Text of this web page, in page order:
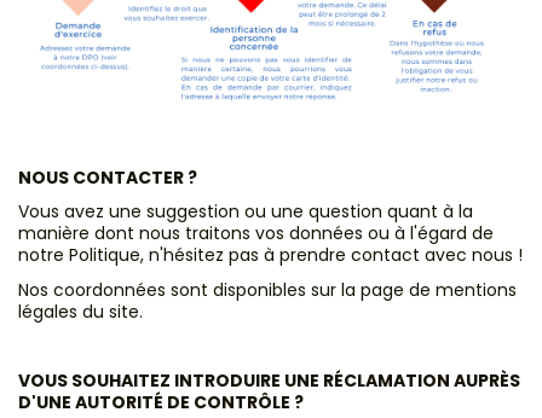
NOUS CONTACTER ?
Vous avez une suggestion ou une question quant à la
manière dont nous traitons vos données ou à l'égard de
notre Politique, n'hésitez pas à prendre contact avec nous !
Nos coordonnées sont disponibles sur la page de mentions
légales du site.
VOUS SOUHAITEZ INTRODUIRE UNE RÉCLAMATION AUPRÈS
D'UNE AUTORITÉ DE CONTRÔLE ?